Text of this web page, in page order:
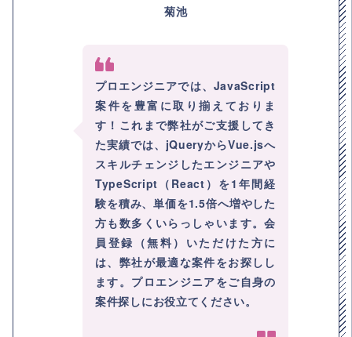
菊池
プロエンジニアでは、JavaScript
案件を豊富に取り揃えておりま
す！これまで弊社がご支援してき
た実績では、jQueryからVue.jsへ
スキルチェンジしたエンジニアや
TypeScript（React）を1年間経
験を積み、単価を1.5倍へ増やした
方も数多くいらっしゃいます。会
員登録（無料）いただけた方に
は、弊社が最適な案件をお探しし
ます。プロエンジニアをご自身の
案件探しにお役立てください。